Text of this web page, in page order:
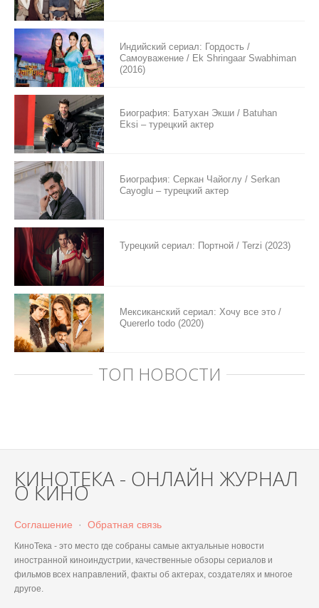
Индийский сериал: Гордость /
Самоуважение / Ek Shringaar Swabhiman
(2016)
Биография: Батухан Экши / Batuhan
Eksi – турецкий актер
Биография: Серкан Чайоглу / Serkan
Cayoglu – турецкий актер
Турецкий сериал: Портной / Terzi (2023)
Мексиканский сериал: Хочу все это /
Quererlo todo (2020)
ТОП НОВОСТИ
КИНОТЕКА - ОНЛАЙН ЖУРНАЛ
О КИНО
Соглашение · Обратная связь
КиноТека - это место где собраны самые актуальные новости
иностранной киноиндустрии, качественные обзоры сериалов и
фильмов всех направлений, факты об актерах, создателях и многое
другое.